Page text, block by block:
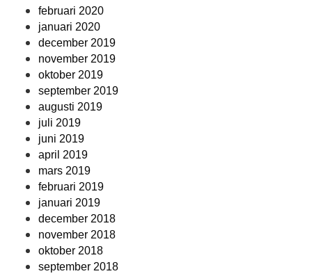
februari 2020
januari 2020
december 2019
november 2019
oktober 2019
september 2019
augusti 2019
juli 2019
juni 2019
april 2019
mars 2019
februari 2019
januari 2019
december 2018
november 2018
oktober 2018
september 2018